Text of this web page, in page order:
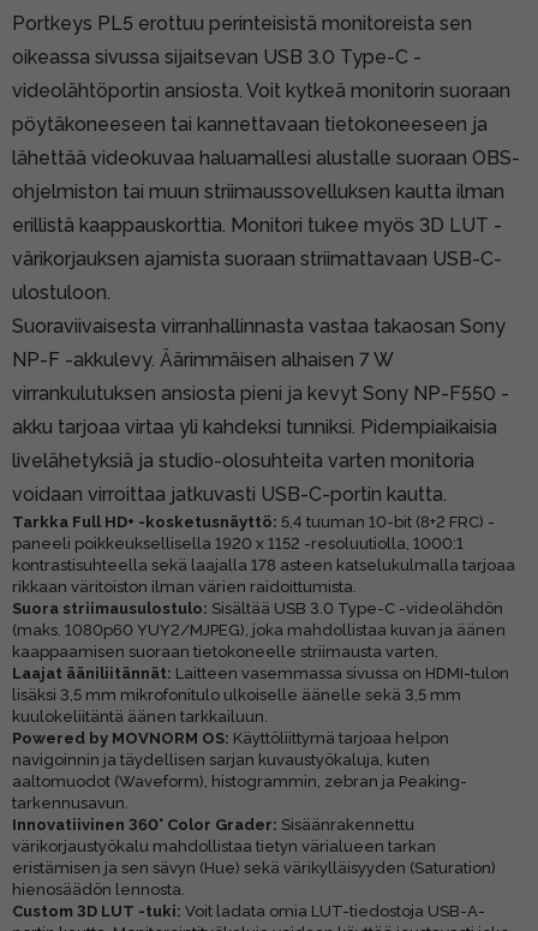
Portkeys PL5 erottuu perinteisistä monitoreista sen
oikeassa sivussa sijaitsevan USB 3.0 Type-C -
videolähtöportin ansiosta. Voit kytkeä monitorin suoraan
pöytäkoneeseen tai kannettavaan tietokoneeseen ja
lähettää videokuvaa haluamallesi alustalle suoraan OBS-
ohjelmiston tai muun striimaussovelluksen kautta ilman
erillistä kaappauskorttia. Monitori tukee myös 3D LUT -
värikorjauksen ajamista suoraan striimattavaan USB-C-
ulostuloon.
Suoraviivaisesta virranhallinnasta vastaa takaosan Sony
NP-F -akkulevy. Äärimmäisen alhaisen 7 W
virrankulutuksen ansiosta pieni ja kevyt Sony NP-F550 -
akku tarjoaa virtaa yli kahdeksi tunniksi. Pidempiaikaisia
livelähetyksiä ja studio-olosuhteita varten monitoria
voidaan virroittaa jatkuvasti USB-C-portin kautta.
Tarkka Full HD+ -kosketusnäyttö: 5,4 tuuman 10-bit (8+2 FRC) -
paneeli poikkeuksellisella 1920 x 1152 -resoluutiolla, 1000:1
kontrastisuhteella sekä laajalla 178 asteen katselukulmalla tarjoaa
rikkaan väritoiston ilman värien raidoittumista.
Suora striimausulostulo: Sisältää USB 3.0 Type-C -videolähdön
(maks. 1080p60 YUY2/MJPEG), joka mahdollistaa kuvan ja äänen
kaappaamisen suoraan tietokoneelle striimausta varten.
Laajat ääniliitännät: Laitteen vasemmassa sivussa on HDMI-tulon
lisäksi 3,5 mm mikrofonitulo ulkoiselle äänelle sekä 3,5 mm
kuulokeliitäntä äänen tarkkailuun.
Powered by MOVNORM OS: Käyttöliittymä tarjoaa helpon
navigoinnin ja täydellisen sarjan kuvaustyökaluja, kuten
aaltomuodot (Waveform), histogrammin, zebran ja Peaking-
tarkennusavun.
Innovatiivinen 360° Color Grader: Sisäänrakennettu
värikorjaustyökalu mahdollistaa tietyn värialueen tarkan
eristämisen ja sen sävyn (Hue) sekä värikylläisyyden (Saturation)
hienosäädön lennosta.
Custom 3D LUT -tuki: Voit ladata omia LUT-tiedostoja USB-A-